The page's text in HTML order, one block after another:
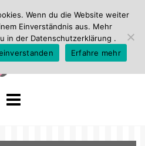
Wenn du die Website weiter
Einverständnis aus. Mehr
in der Datenschutzerklärung .
Erfahre mehr